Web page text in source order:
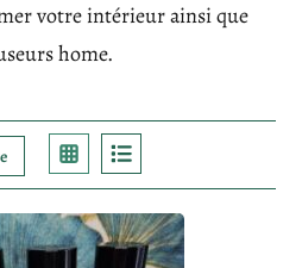
votre intérieur ainsi que
home.